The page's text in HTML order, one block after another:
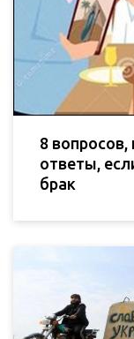
8
ответы,
брак